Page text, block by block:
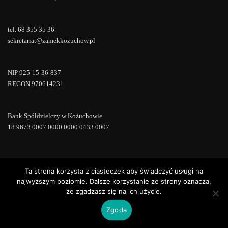
tel. 68 355 35 36
sekretariat@zamekkozuchow.pl
NIP 925-15-36-837
REGON 970614231
Bank Spółdzielczy w Kożuchowie
18 9673 0007 0000 0000 0433 0007
Copyright © 2022 | Powered by WordPress ConsultStreet theme by ThemeArile
Ta strona korzysta z ciasteczek aby świadczyć usługi na
najwyższym poziomie. Dalsze korzystanie ze strony oznacza,
że zgadzasz się na ich użycie.
Zgoda